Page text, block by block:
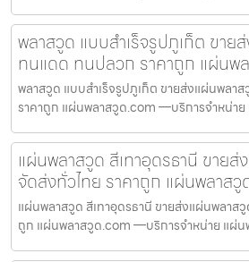
พลาสวูด แบบสำเร็จรูปภูเก็ต ขา
ทนแดด ทนปลวก ราคาถูก แผ่นพ
พลาสวูด แบบสำเร็จรูปภูเก็ต ขายส่งแผ่นพล
ราคาถูก แผ่นพลาสวูด.com —บริการจำหน่า
แผ่นพลาสวูด สีเทาอุดรธานี ขาย
จัดส่งทั่วไทย ราคาถูก แผ่นพลาส
แผ่นพลาสวูด สีเทาอุดรธานี ขายส่งแผ่นพลาส
ถูก แผ่นพลาสวูด.com —บริการจำหน่าย แผ่